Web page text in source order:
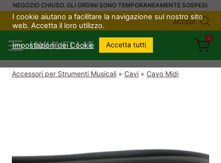
SaltaNEGOZIO CHIUSO. GLI ORDINI SONO TEMPORANEAMENTE SOSPESI.
ACCEDI
UKULELI.IT
0
Accessori per Strumenti Musicali » Cavi » Cavo Midi
I cookie aiutano a facilitare la navigazione sul nostro sito
web. Accetta il loro utilizzo.
Impostazioni dei Cookie Accetta tutti